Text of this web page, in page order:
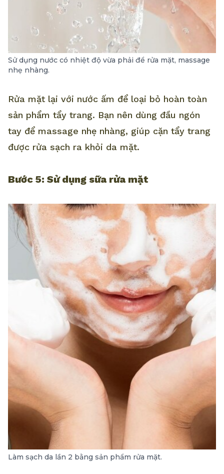
Sử dụng nước có nhiệt độ vừa phải để rửa mặt, massage
nhẹ nhàng.
Rửa mặt lại với nước ấm để loại bỏ hoàn toàn
sản phẩm tẩy trang. Bạn nên dùng đầu ngón
tay để massage nhẹ nhàng, giúp cặn tẩy trang
được rửa sạch ra khỏi da mặt.
Bước 5: Sử dụng sữa rửa mặt
Làm sạch da lần 2 bằng sản phẩm rửa mặt.